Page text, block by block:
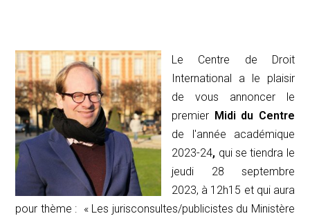
Le Centre de Droit
International a le plaisir
de vous annoncer le
premier Midi du Centre
de l'année académique
2023-24, qui se tiendra le
jeudi 28 septembre
2023, à 12h15 et qui aura
pour thème : « Les jurisconsultes/publicistes du Ministère